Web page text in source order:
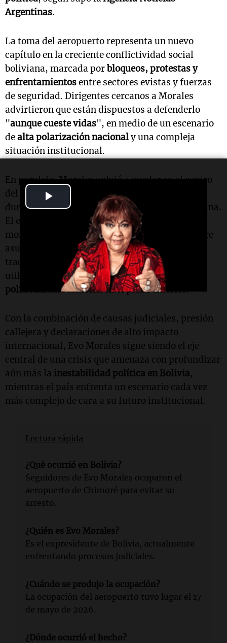
Video
Argentinas.
La toma del aeropuerto representa un nuevo
capítulo en la creciente conflictividad social
boliviana, marcada porbloqueos, protestas y
enfrentamientosentre sectores evistas y fuerzas
de seguridad. Dirigentes cercanos a Morales
advirtieron que están dispuestos a defenderlo
"aunque cueste vidas", en medio de un escenario
dealta polarización nacionaly una compleja
situación institucional.
En paralelo, Morales volvió a quedar en el centro
del debate internacional tras cuestionar con
dureza a Israel por opinar sobre la crisis boliviana.
El expresidente rechazó cualquier legitimidad
moral del Estado israelí para pronunciarse sobre
asuntos internos de Bolivia, reforzando su
tradicional postura crítica hacia ese país y
utilizando el conflicto paraposicionarse
políticamentetambién en el plano exterior.
Con la combinación de causas judiciales, presión
callejera y declaraciones de alto impacto
internacional, Evo Morales sigue siendo el eje
central de una crisis que amenaza con profundizar
aún más la inestabilidad política en Bolivia,
mientras el país enfrenta un escenario cada vez
más complejo de cara a su futuro institucional.
Lectura rápida
¿Qué ocurrió en Bolivia?
Seguidores de Evo Morales ocuparon el
aeropuerto de Chimoré para evitar su
arresto.
¿Quién es Evo Morales?
Es el expresidente de Bolivia, actualmente
enfrentando procesos judiciales.
¿Cuándo se produjo la ocupación?
La ocupación del aeropuerto tuvo lugar el 17
de mayo de 2026.
¿Dónde ocurrió el hecho?